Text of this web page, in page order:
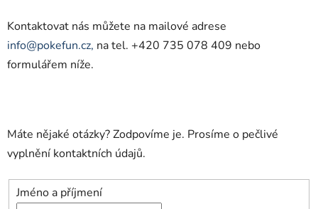
Kontaktovat nás můžete na mailové adrese
info@pokefun.cz, na tel. +420 735 078 409 nebo
formulářem níže.
Máte nějaké otázky? Zodpovíme je. Prosíme o pečlivé
vyplnění kontaktních údajů.
Jméno a příjmení